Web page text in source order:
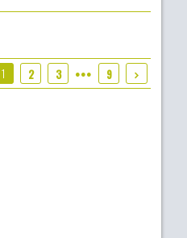
1 2 3 ●●● 9